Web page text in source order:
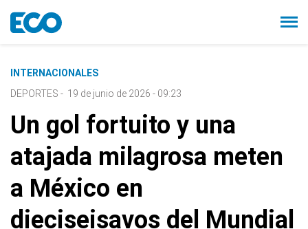
INTERNACIONALES
DEPORTES - 19 de junio de 2026 - 09:23
Un gol fortuito y una
atajada milagrosa meten
a México en
dieciseisavos del Mundial